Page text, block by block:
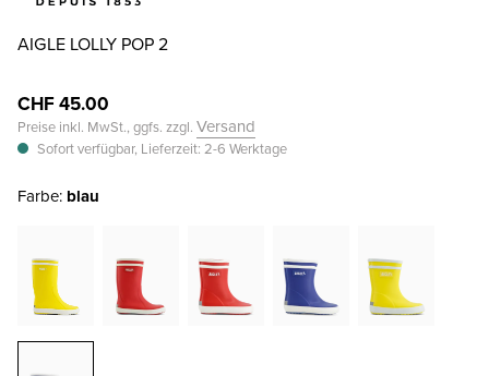
AIGLE LOLLY POP 2
CHF 45.00
Preise inkl. MwSt., ggfs. zzgl. Versand
Sofort verfügbar, Lieferzeit: 2-6 Werktage
Farbe: blau